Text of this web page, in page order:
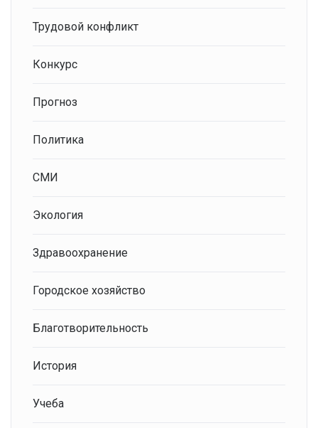
Трудовой конфликт
Конкурс
Прогноз
Политика
СМИ
Экология
Здравоохранение
Городское хозяйство
Благотворительность
История
Учеба